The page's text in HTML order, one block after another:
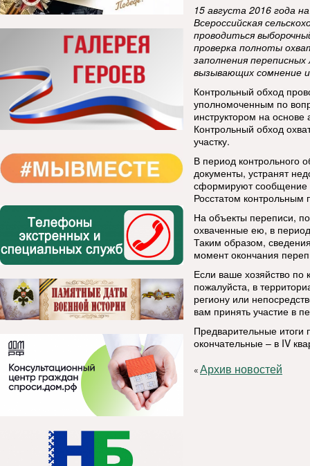
15 августа 2016 года
Всероссийская
проводиться
проверка полноты
заполнения
вызывающих сомнение
Контрольный обход
уполномоченным по
инструктором на
Контрольный обход
участку.
В период контрольного
документы, устранят
сформируют сообщение
Росстатом контрольным
На объекты переписи,
охваченные ею, в
Таким образом,
момент окончания
Если ваше хозяйство по
пожалуйста, в
региону или
вам принять участие в
Предварительные итоги
окончательные – в IV
«Архив новостей